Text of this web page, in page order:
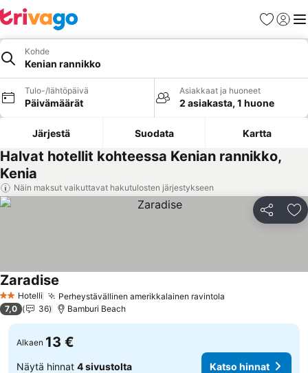
Suosikit
Kohde
Kenian rannikko
Tulo-/lähtöpäivä
Päivämäärät
Asiakkaat ja huoneet
2 asiakasta, 1 huone
Järjestä Suodata Kartta
Halvat hotellit kohteessa Kenian rannikko,
Kenia
Näin maksut vaikuttavat hakutulosten järjestykseen
Jaa
2 Tähtiluokitus
Hotelli Perheystävällinen amerikkalainen ravintola
Zaradise
7,0 36 Bamburi Beach
Alkaen 13 €
Näytä hinnat 4 sivustolta Katso hinnat